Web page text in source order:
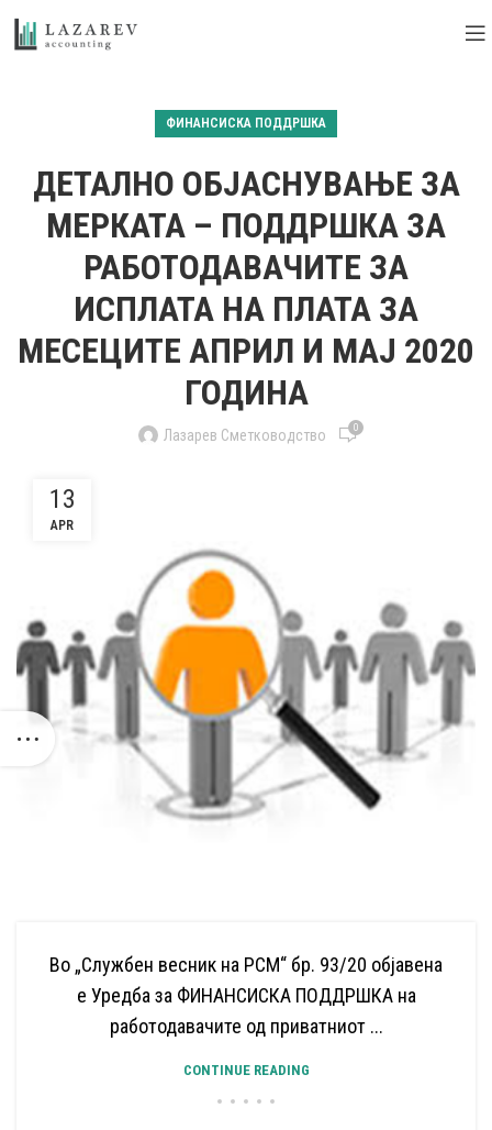
ФИНАНСИСКА ПОДДРШКА
ДЕТАЛНО ОБЈАСНУВАЊЕ ЗА
МЕРКАТА – ПОДДРШКА ЗА
РАБОТОДАВАЧИТЕ ЗА
ИСПЛАТА НА ПЛАТА ЗА
МЕСЕЦИТЕ АПРИЛ И МАЈ 2020
ГОДИНА
Лазарев Сметководство 0
13
APR
Во „Службен весник на РСМ“ бр. 93/20 објавена
е Уредба за ФИНАНСИСКА ПОДДРШКА на
работодавачите од приватниот ...
CONTINUE READING